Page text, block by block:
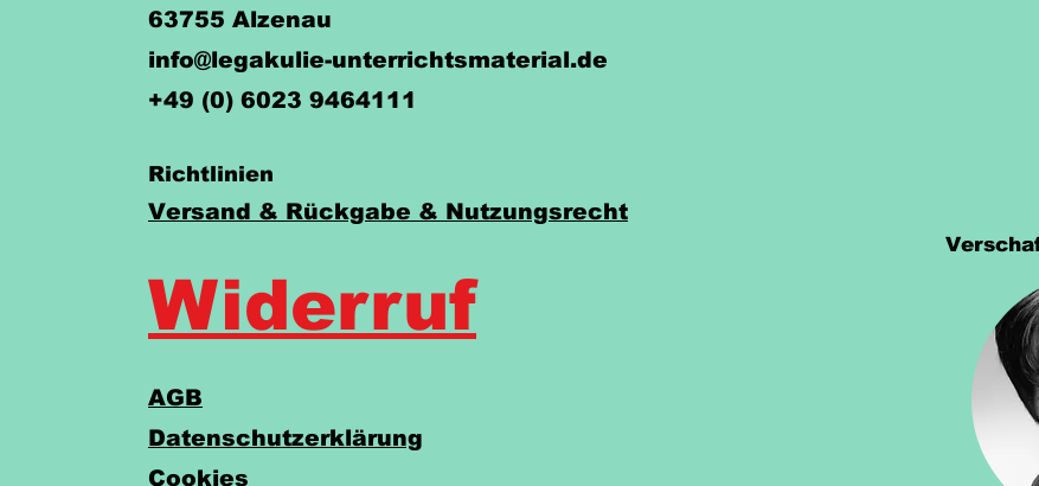
63755 Alzenau
info@legakulie-unterrichtsmaterial.de
+49 (0) 6023 9464111
Richtlinien
Versand & Rückgabe & Nutzungsrecht
Widerruf
AGB
Datenschutzerklärung
Cookies